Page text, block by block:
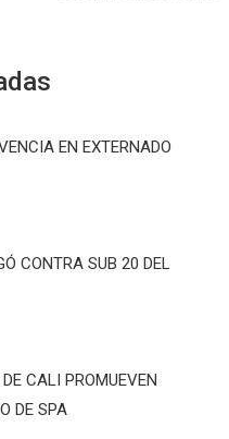
EN EXTERNADO
CONTRA SUB 20 DEL
CALI PROMUEVEN
DE SPA